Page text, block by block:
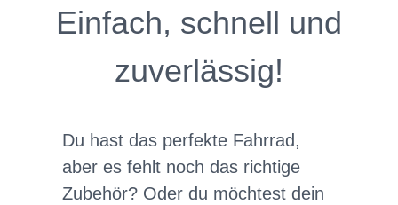
Einfach, schnell und
zuverlässig!
Du hast das perfekte Fahrrad,
aber es fehlt noch das richtige
Zubehör? Oder du möchtest dein